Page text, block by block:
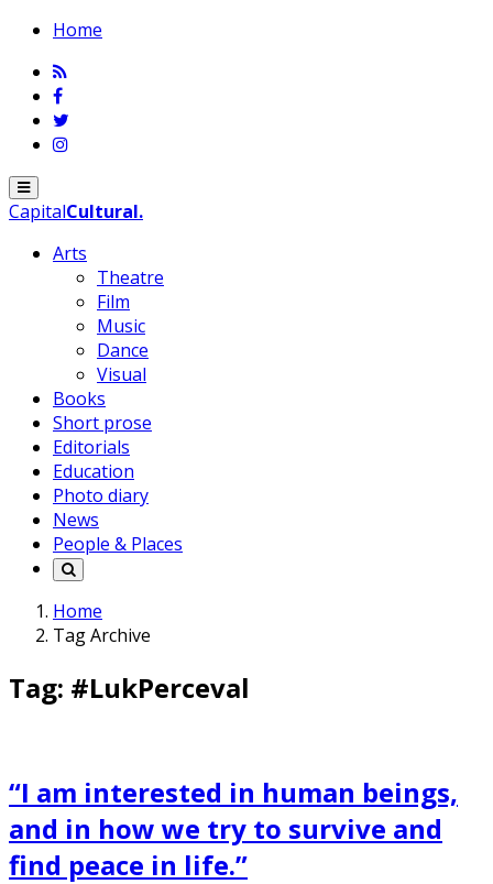
Home
Menu
CapitalCultural.
Arts
Theatre
Film
Music
Dance
Visual
Books
Short prose
Editorials
Education
Photo diary
News
People & Places
Home
Tag Archive
Tag: #LukPerceval
“I am interested in human beings,
and in how we try to survive and
find peace in life.”